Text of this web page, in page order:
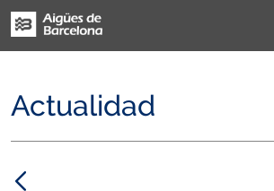
Actualidad